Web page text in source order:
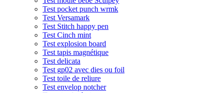
Test pocket punch wrmk
Test Versamark
Test Stitch happy pen
Test Cinch mint
Test explosion board
Test tapis magnétique
Test delicata
Test gp02 avec dies ou foil
Test toile de reliure
Test envelop notcher